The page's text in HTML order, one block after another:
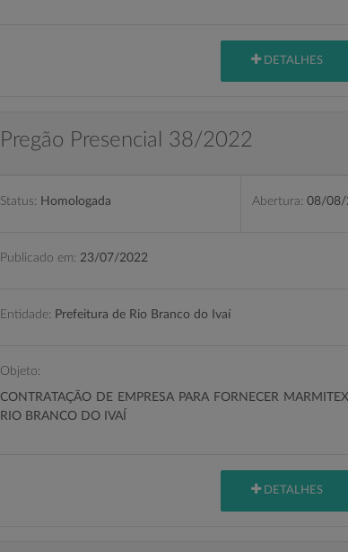
DETALHES
Pregão Presencial 38/2022
Status: Homologada Abertura: 08/08/
Publicado em: 23/07/2022
Entidade: Prefeitura de Rio Branco do Ivaí
Objeto:
CONTRATAÇÃO DE EMPRESA PARA FORNECER
RIO BRANCO DO IVAÍ
DETALHES